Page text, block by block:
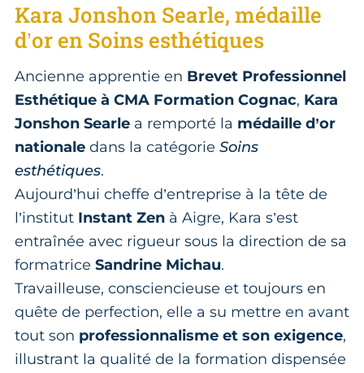
Kara Jonshon Searle, médaille
d’or en Soins esthétiques
Ancienne apprentie en Brevet Professionnel
Esthétique à CMA Formation Cognac, Kara
Jonshon Searle a remporté la médaille d’or
nationale dans la catégorie Soins
esthétiques.
Aujourd’hui cheffe d’entreprise à la tête de
l’institut Instant Zen à Aigre, Kara s’est
entraînée avec rigueur sous la direction de sa
formatrice Sandrine Michau.
Travailleuse, consciencieuse et toujours en
quête de perfection, elle a su mettre en avant
tout son professionnalisme et son exigence,
illustrant la qualité de la formation dispensée